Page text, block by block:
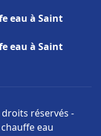
eau à Saint
eau à Saint
réservés -
eau